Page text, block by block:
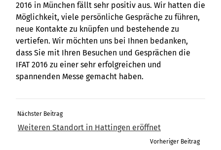
2016 in München fällt sehr positiv aus. Wir hatten die
Möglichkeit, viele persönliche Gespräche zu führen,
neue Kontakte zu knüpfen und bestehende zu
vertiefen. Wir möchten uns bei Ihnen bedanken,
dass Sie mit Ihren Besuchen und Gesprächen die
IFAT 2016 zu einer sehr erfolgreichen und
spannenden Messe gemacht haben.
Nächster Beitrag
Weiteren Standort in Hattingen eröffnet
Vorheriger Beitrag